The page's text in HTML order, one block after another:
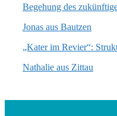
Begehung des
Jonas aus Bautzen
„Kater im Revier“:
Nathalie aus Zittau